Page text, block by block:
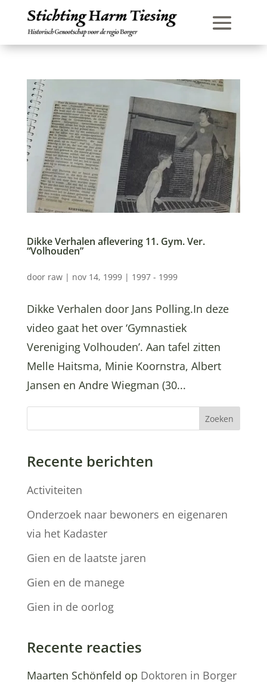
Dikke Verhalen aflevering 11. Gym. Ver.
“Volhouden”
door raw| nov 14, 1999| 1997 - 1999
Dikke Verhalen door Jans Polling.In deze
video gaat het over ‘Gymnastiek
Vereniging Volhouden’. Aan tafel zitten
Melle Haitsma, Minie Koornstra, Albert
Jansen en Andre Wiegman (30...
Zoeken
Recente berichten
Activiteiten
Onderzoek naar bewoners en eigenaren
via het Kadaster
Gien en de laatste jaren
Gien en de manege
Gien in de oorlog
Recente reacties
Maarten Schönfeld op Doktoren in Borger